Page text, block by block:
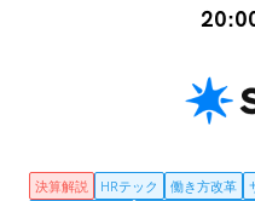
決算解説 HRテック 働き方改革